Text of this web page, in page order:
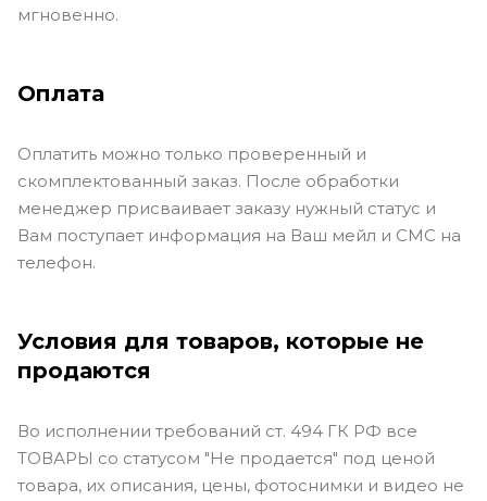
мгновенно.
Оплата
Оплатить можно только проверенный и
скомплектованный заказ. После обработки
менеджер присваивает заказу нужный статус и
Вам поступает информация на Ваш мейл и СМС на
телефон.
Условия для товаров, которые не
продаются
Во исполнении требований ст. 494 ГК РФ все
ТОВАРЫ со статусом "Не продается" под ценой
товара, их описания, цены, фотоснимки и видео не